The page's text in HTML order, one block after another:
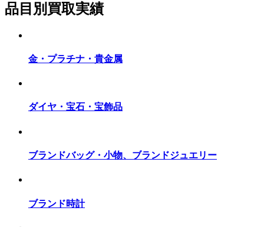
品目別買取実績
金・プラチナ・貴金属
ダイヤ・宝石・宝飾品
ブランドバッグ・小物、ブランドジュエリー
ブランド時計